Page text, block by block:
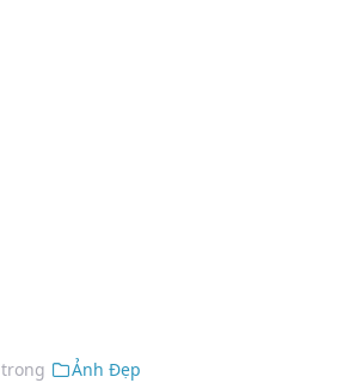
trong
Ảnh Đẹp